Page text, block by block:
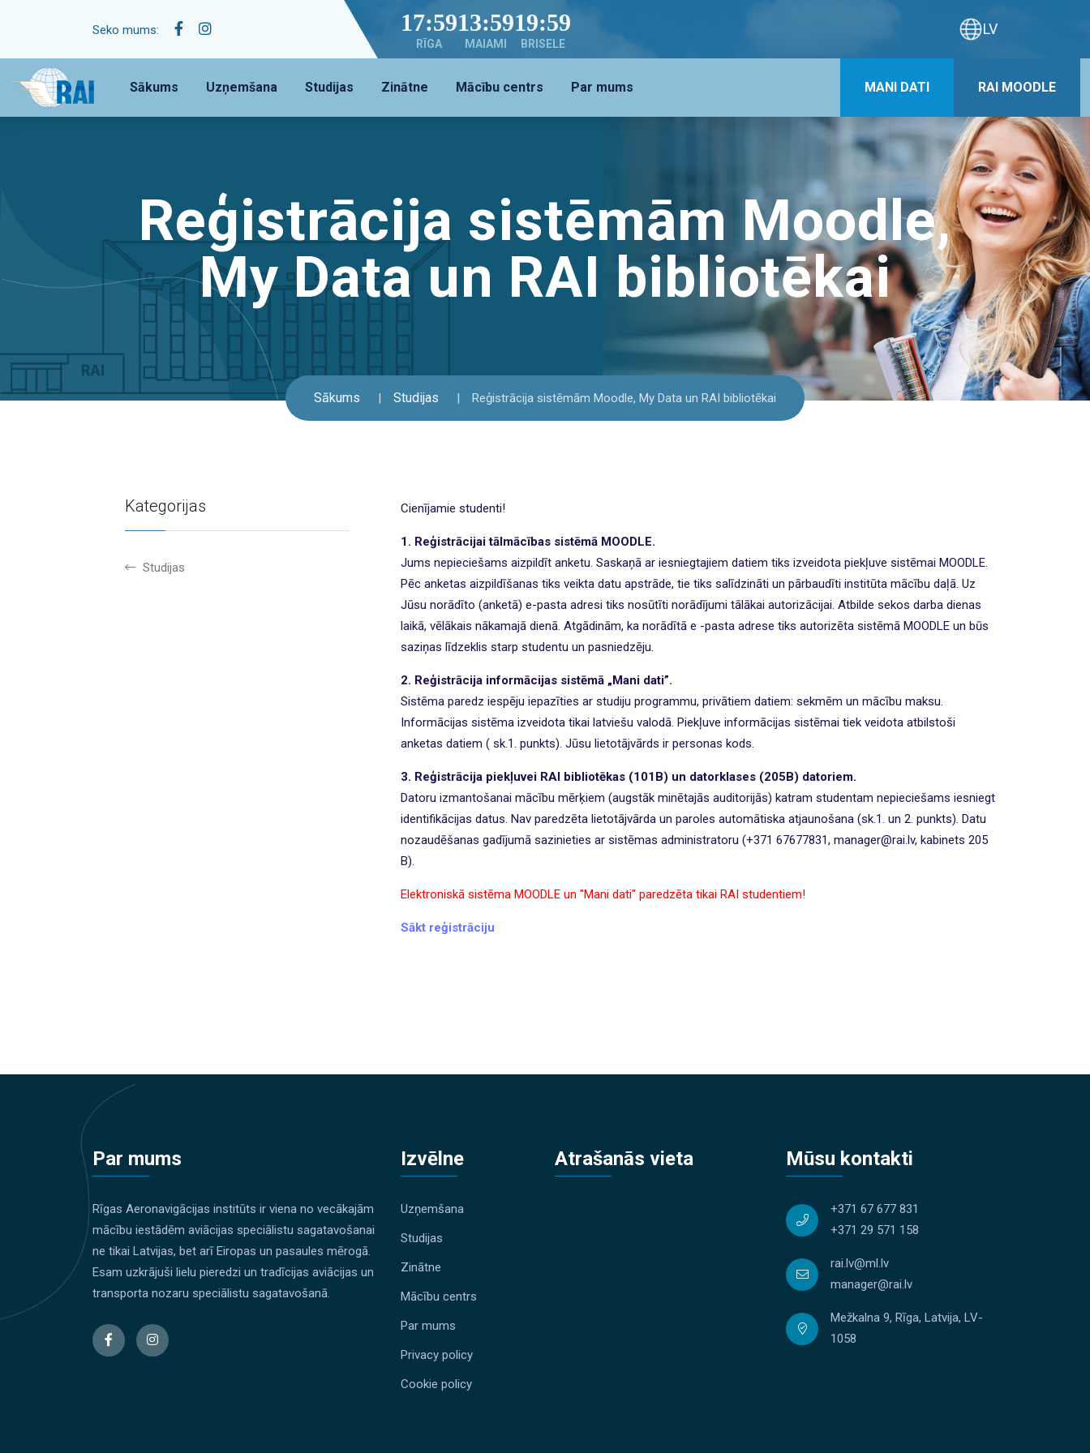
Seko mums: 17:59
RĪGA
13:59
MAIAMI
19:59
BRISELE
LV
Sākums Uzņemšana Studijas Zinātne Mācību centrs Par mums MANI DATI RAI MOODLE
Reģistrācija sistēmām Moodle,
My Data un RAI bibliotēkai
Sākums Studijas Reģistrācija sistēmām Moodle, My Data un RAI bibliotēkai
Kategorijas
Studijas
Cienījamie studenti!
1. Reģistrācijai tālmācības sistēmā MOODLE.
Jums nepieciešams aizpildīt anketu. Saskaņā ar iesniegtajiem datiem tiks izveidota piekļuve sistēmai MOODLE.
Pēc anketas aizpildīšanas tiks veikta datu apstrāde, tie tiks salīdzināti un pārbaudīti institūta mācību daļā. Uz
Jūsu norādīto (anketā) e-pasta adresi tiks nosūtīti norādījumi tālākai autorizācijai. Atbilde sekos darba dienas
laikā, vēlākais nākamajā dienā. Atgādinām, ka norādītā e -pasta adrese tiks autorizēta sistēmā MOODLE un būs
saziņas līdzeklis starp studentu un pasniedzēju.
2. Reģistrācija informācijas sistēmā „Mani dati”.
Sistēma paredz iespēju iepazīties ar studiju programmu, privātiem datiem: sekmēm un mācību maksu.
Informācijas sistēma izveidota tikai latviešu valodā. Piekļuve informācijas sistēmai tiek veidota atbilstoši
anketas datiem ( sk.1. punkts). Jūsu lietotājvārds ir personas kods.
3. Reģistrācija piekļuvei RAI bibliotēkas (101B) un datorklases (205B) datoriem.
Datoru izmantošanai mācību mērķiem (augstāk minētajās auditorijās) katram studentam nepieciešams iesniegt
identifikācijas datus. Nav paredzēta lietotājvārda un paroles automātiska atjaunošana (sk.1. un 2. punkts). Datu
nozaudēšanas gadījumā sazinieties ar sistēmas administratoru (+371 67677831, manager@rai.lv, kabinets 205
B).
Elektroniskā sistēma MOODLE un "Mani dati" paredzēta tikai RAI studentiem!
Sākt reģistrāciju
Par mums
Rīgas Aeronavigācijas institūts ir viena no vecākajām
mācību iestādēm aviācijas speciālistu sagatavošanai
ne tikai Latvijas, bet arī Eiropas un pasaules mērogā.
Esam uzkrājuši lielu pieredzi un tradīcijas aviācijas un
transporta nozaru speciālistu sagatavošanā.
Izvēlne
Uzņemšana
Studijas
Zinātne
Mācību centrs
Par mums
Privacy policy
Cookie policy
Atrašanās vieta Mūsu kontakti
+371 67 677 831
+371 29 571 158
rai.lv@ml.lv
manager@rai.lv
Mežkalna 9, Rīga, Latvija, LV-
1058